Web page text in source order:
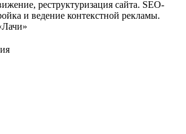
реструктуризация сайта. SEO-
и ведение контекстной рекламы.